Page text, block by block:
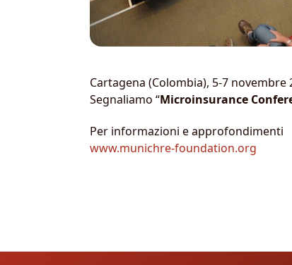
Cartagena (Colombia), 5-7 novembre
Segnaliamo “Microinsurance
Per informazioni e approfondimenti
www.munichre-foundation.org